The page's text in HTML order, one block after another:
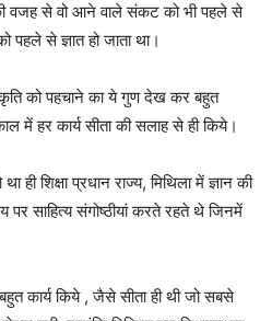
वजह से वो आने वाले संकट को भी पहले से
पहले से ज्ञात हो जाता था।
को पहचाने का ये गुण देख कर बहुत
में हर कार्य सीता की सलाह से ही किये।
ही शिक्षा प्रधान राज्य, मिथिला में ज्ञान की
साहित्य संगोष्ठीयां करते रहते थे जिनमें
कार्य किये , जैसे सीता ही थी जो सबसे